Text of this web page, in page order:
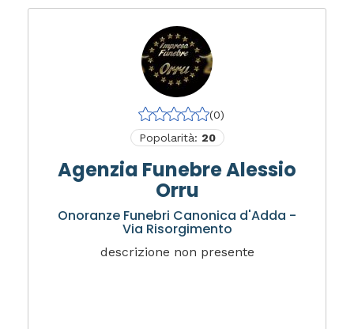
(0)
Popolarità: 20
Agenzia Funebre Alessio
Orru
Onoranze Funebri Canonica d'Adda -
Via Risorgimento
descrizione non presente